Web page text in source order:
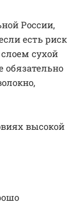
России,
есть риск
сухой
обязательно
высокой